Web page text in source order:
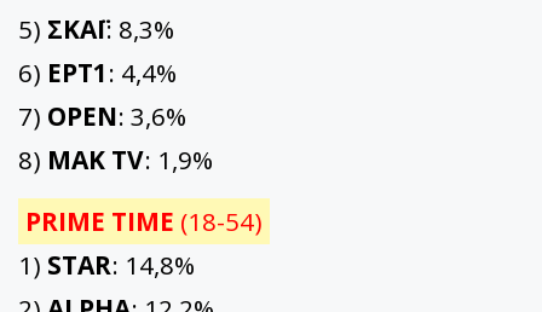
5) ΣΚΑΪ: 8,3%
6) ΕΡΤ1: 4,4%
7) OPEN: 3,6%
8) ΜΑΚ TV: 1,9%
PRIME TIME (18-54)
1) STAR: 14,8%